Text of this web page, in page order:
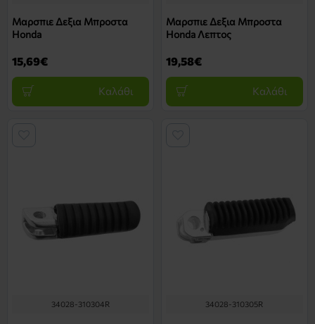
Μαρσπιε Δεξια Μπροστα
Honda
15,69€
Καλάθι
Μαρσπιε Δεξια Μπροστα
Honda Λεπτος
19,58€
Καλάθι
34028-310304R 34028-310305R